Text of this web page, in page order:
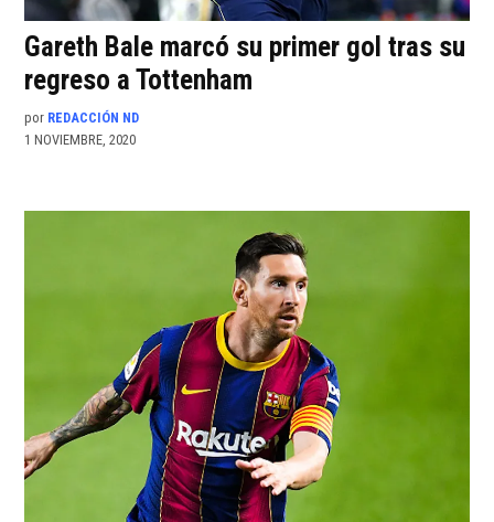
Gareth Bale marcó su primer gol tras su
regreso a Tottenham
por REDACCIÓN ND
1 NOVIEMBRE, 2020